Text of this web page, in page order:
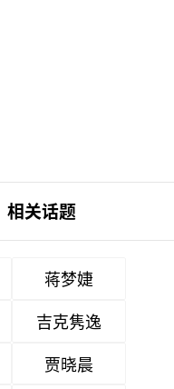
相关话题
蒋梦婕
吉克隽逸
贾晓晨